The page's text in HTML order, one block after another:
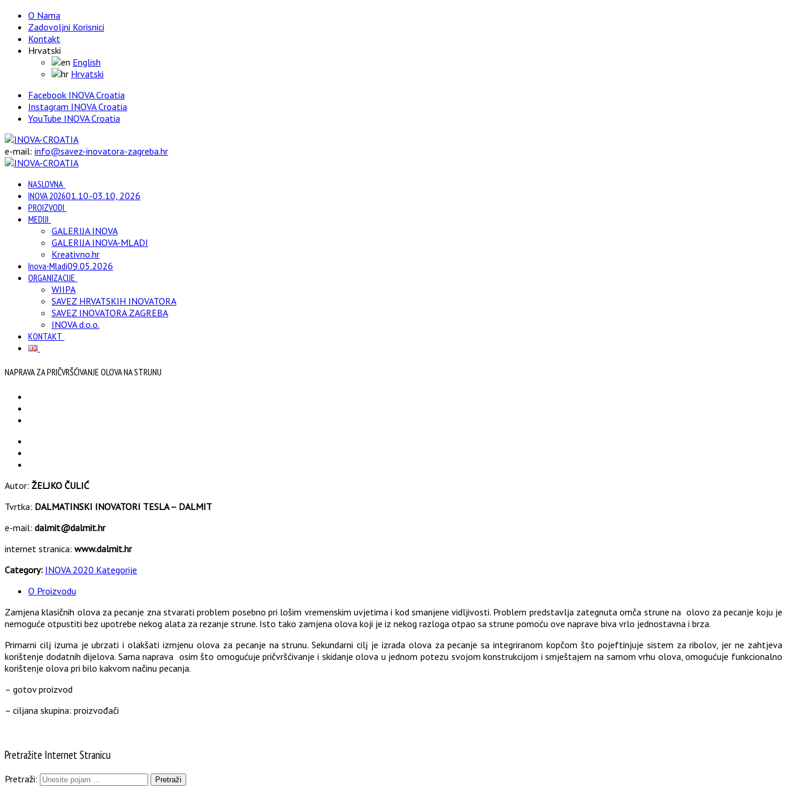
O Nama
Zadovoljni Korisnici
Kontakt
Hrvatski
English
Hrvatski
Facebook INOVA Croatia
Instagram INOVA Croatia
YouTube INOVA Croatia
e-mail: info@savez-inovatora-zagreba.hr
NASLOVNA
INOVA 202601.10.-03.10, 2026
PROIZVODI
MEDIJI
GALERIJA INOVA
GALERIJA INOVA-MLADI
Kreativno.hr
Inova-Mladi09.05.2026
ORGANIZACIJE
WIIPA
SAVEZ HRVATSKIH INOVATORA
SAVEZ INOVATORA ZAGREBA
INOVA d.o.o.
KONTAKT
NAPRAVA ZA PRIČVRŠĆIVANJE OLOVA NA STRUNU
Autor: ŽELJKO ČULIĆ
Tvrtka: DALMATINSKI INOVATORI TESLA – DALMIT
e-mail: dalmit@dalmit.hr
internet stranica: www.dalmit.hr
Category: INOVA 2020 Kategorije
O Proizvodu
Zamjena klasičnih olova za pecanje zna stvarati problem posebno pri lošim vremenskim uvjetima i kod smanjene vidljivosti. Problem predstavlja zategnuta omča strune na olovo za pecanje koju je
nemoguće otpustiti bez upotrebe nekog alata za rezanje strune. Isto tako zamjena olova koji je iz nekog razloga otpao sa strune pomoću ove naprave biva vrlo jednostavna i brza.
Primarni cilj izuma je ubrzati i olakšati izmjenu olova za pecanje na strunu. Sekundarni cilj je izrada olova za pecanje sa integriranom kopčom što pojeftinjuje sistem za ribolov, jer ne zahtjeva
korištenje dodatnih dijelova. Sama naprava osim što omogućuje pričvršćivanje i skidanje olova u jednom potezu svojom konstrukcijom i smještajem na samom vrhu olova, omogućuje funkcionalno
korištenje olova pri bilo kakvom načinu pecanja.
– gotov proizvod
– ciljana skupina: proizvođači
Pretražite Internet Stranicu
Pretraži: